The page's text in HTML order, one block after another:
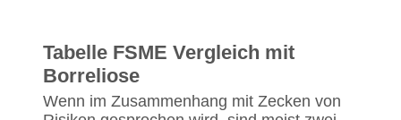
Tabelle FSME Vergleich mit
Borreliose
Wenn im Zusammenhang mit Zecken von